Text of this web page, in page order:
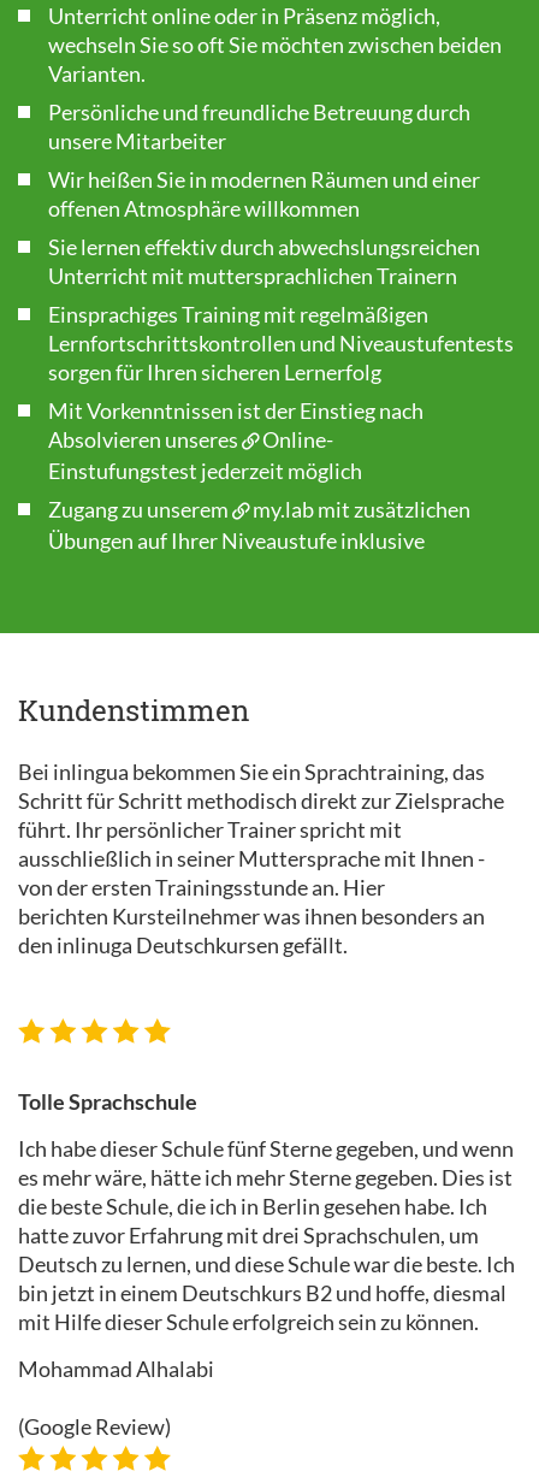
Unterricht online oder in Präsenz möglich,
wechseln Sie so oft Sie möchten zwischen beiden
Varianten.
Persönliche und freundliche Betreuung durch
unsere Mitarbeiter
Wir heißen Sie in modernen Räumen und einer
offenen Atmosphäre willkommen
Sie lernen effektiv durch abwechslungsreichen
Unterricht mit muttersprachlichen Trainern
Einsprachiges Training mit regelmäßigen
Lernfortschrittskontrollen und Niveaustufentests
sorgen für Ihren sicheren Lernerfolg
Mit Vorkenntnissen ist der Einstieg nach
Absolvieren unseres
Online-
Einstufungstest jederzeit möglich
Zugang zu unserem
my.labmit zusätzlichen
Übungen auf Ihrer Niveaustufe inklusive
Kundenstimmen
Bei inlingua bekommen Sie ein Sprachtraining, das
Schritt für Schritt methodisch direkt zur Zielsprache
führt. Ihr persönlicher Trainer spricht mit
ausschließlich in seiner Muttersprache mit Ihnen -
von der ersten Trainingsstunde an. Hier
berichten Kursteilnehmer was ihnen besonders an
den inlinuga Deutschkursen gefällt.
Tolle Sprachschule
Ich habe dieser Schule fünf Sterne gegeben, und wenn
es mehr wäre, hätte ich mehr Sterne gegeben. Dies ist
die beste Schule, die ich in Berlin gesehen habe. Ich
hatte zuvor Erfahrung mit drei Sprachschulen, um
Deutsch zu lernen, und diese Schule war die beste. Ich
bin jetzt in einem Deutschkurs B2 und hoffe, diesmal
mit Hilfe dieser Schule erfolgreich sein zu können.
Mohammad Alhalabi
(Google Review)